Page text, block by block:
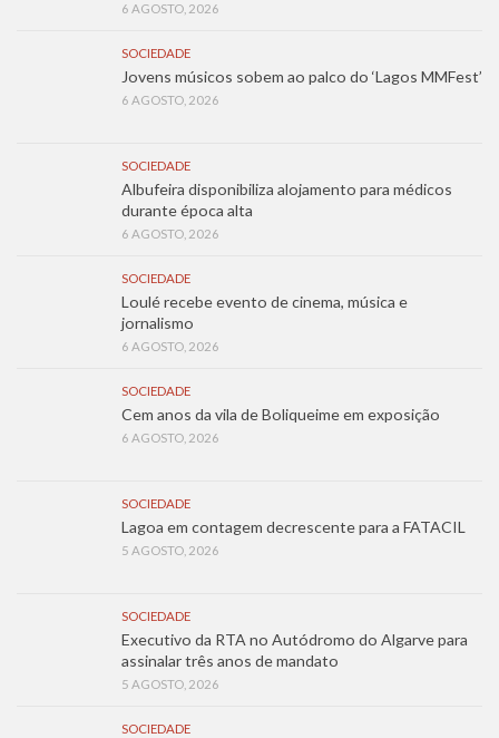
6 AGOSTO, 2026
SOCIEDADE
Jovens músicos sobem ao palco do ‘Lagos MMFest’
6 AGOSTO, 2026
SOCIEDADE
Albufeira disponibiliza alojamento para médicos
durante época alta
6 AGOSTO, 2026
SOCIEDADE
Loulé recebe evento de cinema, música e
jornalismo
6 AGOSTO, 2026
SOCIEDADE
Cem anos da vila de Boliqueime em exposição
6 AGOSTO, 2026
SOCIEDADE
Lagoa em contagem decrescente para a FATACIL
5 AGOSTO, 2026
SOCIEDADE
Executivo da RTA no Autódromo do Algarve para
assinalar três anos de mandato
5 AGOSTO, 2026
SOCIEDADE